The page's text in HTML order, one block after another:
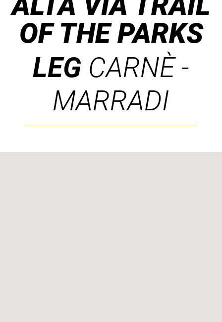
OF THE PARKS
LEG CARNÈ -
MARRADI